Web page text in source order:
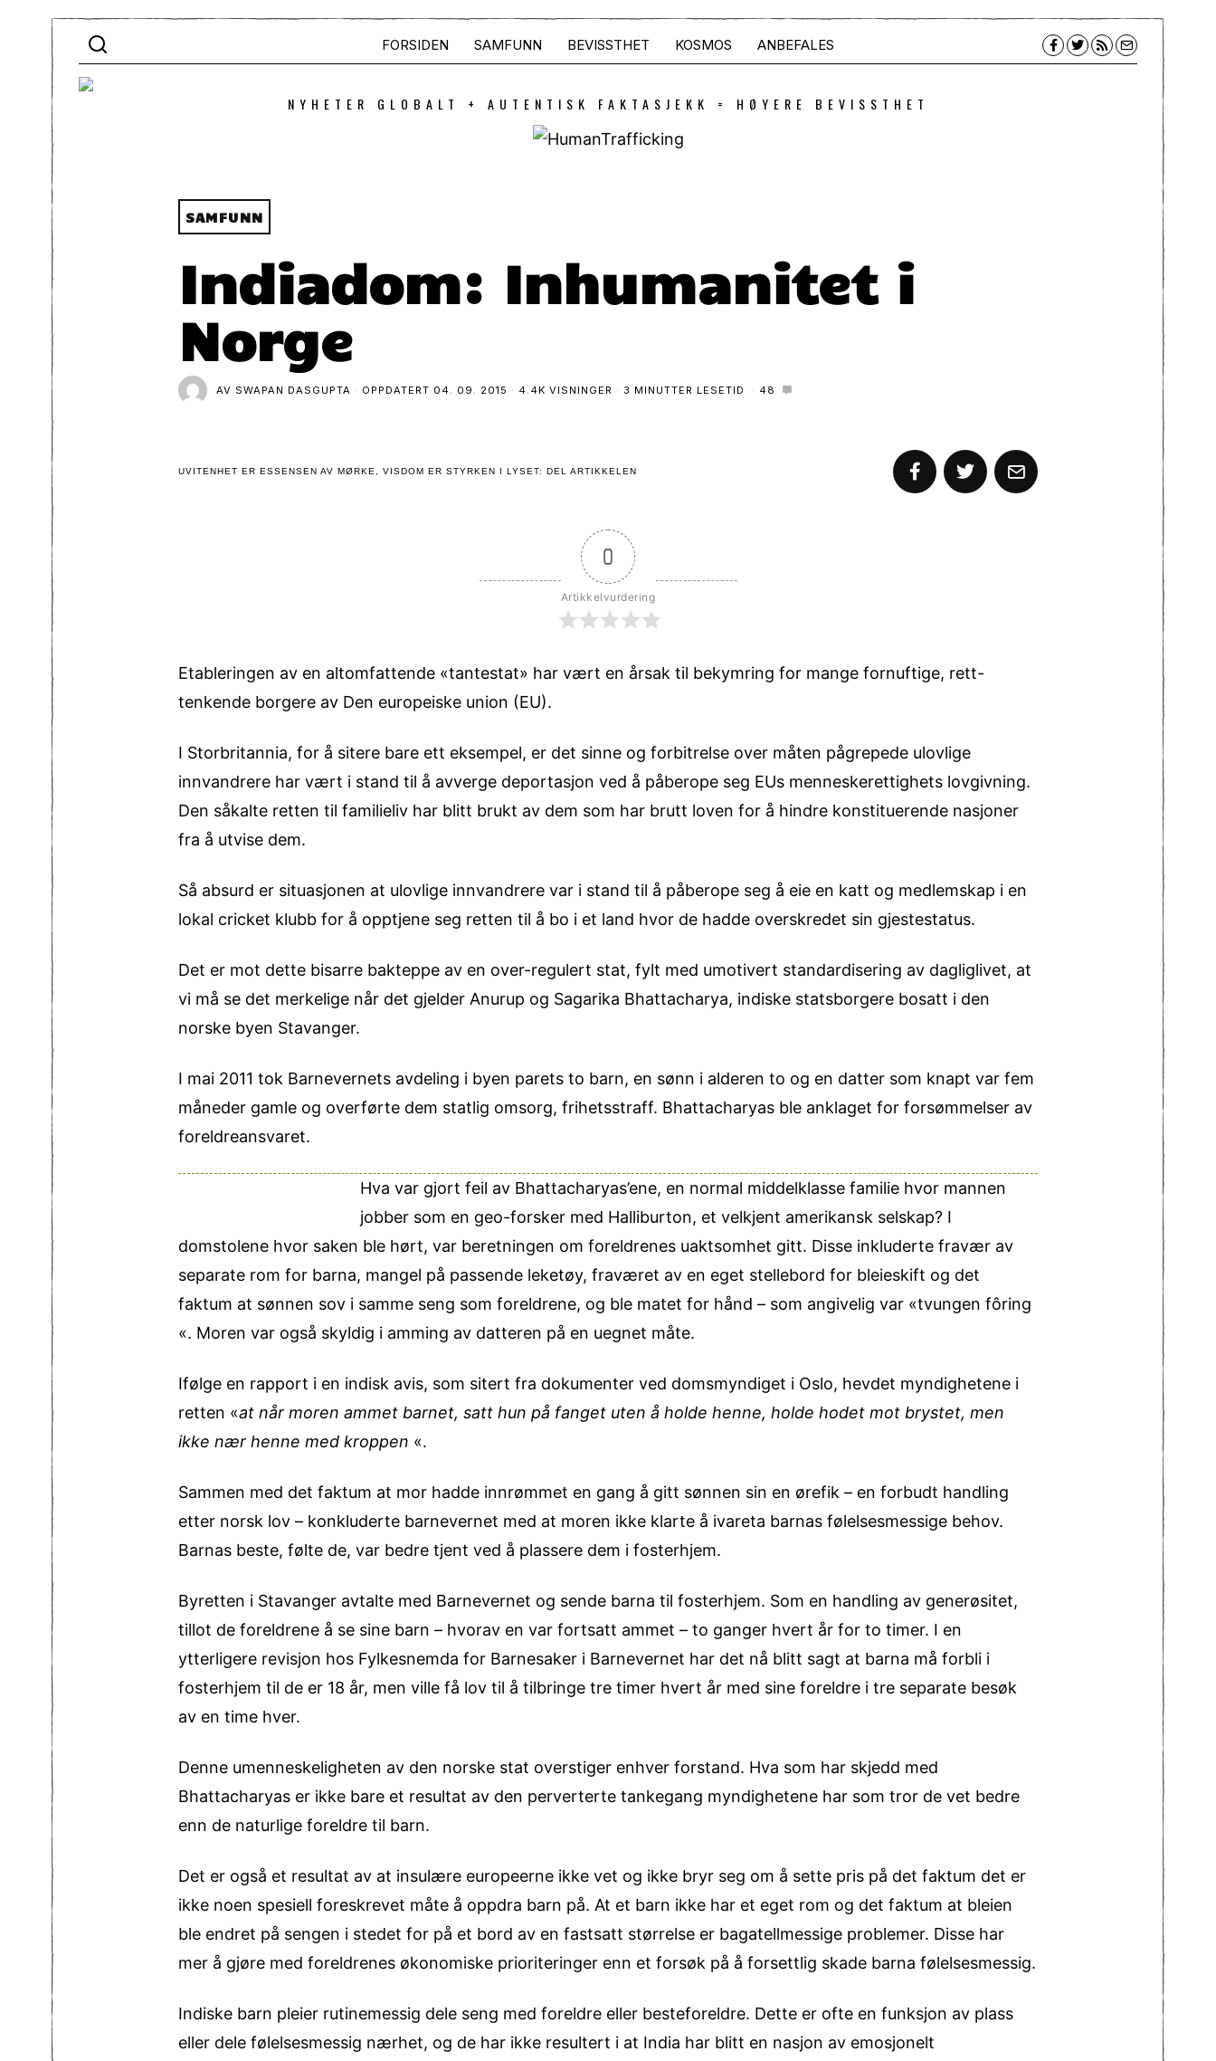
FORSIDEN SAMFUNN BEVISSTHET KOSMOS ANBEFALES
NYHETER GLOBALT + AUTENTISK FAKTASJEKK = HØYERE BEVISSTHET
SAMFUNN
Indiadom: Inhumanitet i
Norge
AV SWAPAN DASGUPTA OPPDATERT 04. 09. 2015 4.4K VISNINGER 3 MINUTTER LESETID 48
UVITENHET ER ESSENSEN AV MØRKE, VISDOM ER STYRKEN I LYSET: DEL ARTIKKELEN
0
Artikkelvurdering
Etableringen av en altomfattende «tantestat» har vært en årsak til bekymring for mange fornuftige, rett-
tenkende borgere av Den europeiske union (EU).
I Storbritannia, for å sitere bare ett eksempel, er det sinne og forbitrelse over måten pågrepede ulovlige
innvandrere har vært i stand til å avverge deportasjon ved å påberope seg EUs menneskerettighets lovgivning.
Den såkalte retten til familieliv har blitt brukt av dem som har brutt loven for å hindre konstituerende nasjoner
fra å utvise dem.
Så absurd er situasjonen at ulovlige innvandrere var i stand til å påberope seg å eie en katt og medlemskap i en
lokal cricket klubb for å opptjene seg retten til å bo i et land hvor de hadde overskredet sin gjestestatus.
Det er mot dette bisarre bakteppe av en over-regulert stat, fylt med umotivert standardisering av dagliglivet, at
vi må se det merkelige når det gjelder Anurup og Sagarika Bhattacharya, indiske statsborgere bosatt i den
norske byen Stavanger.
I mai 2011 tok Barnevernets avdeling i byen parets to barn, en sønn i alderen to og en datter som knapt var fem
måneder gamle og overførte dem statlig omsorg, frihetsstraff. Bhattacharyas ble anklaget for forsømmelser av
foreldreansvaret.
Hva var gjort feil av Bhattacharyas’ene, en normal middelklasse familie hvor mannen
jobber som en geo-forsker med Halliburton, et velkjent amerikansk selskap? I
domstolene hvor saken ble hørt, var beretningen om foreldrenes uaktsomhet gitt. Disse inkluderte fravær av
separate rom for barna, mangel på passende leketøy, fraværet av en eget stellebord for bleieskift og det
faktum at sønnen sov i samme seng som foreldrene, og ble matet for hånd – som angivelig var «tvungen fôring
«. Moren var også skyldig i amming av datteren på en uegnet måte.
Ifølge en rapport i en indisk avis, som sitert fra dokumenter ved domsmyndiget i Oslo, hevdet myndighetene i
retten «at når moren ammet barnet, satt hun på fanget uten å holde henne, holde hodet mot brystet, men
ikke nær henne med kroppen «.
Sammen med det faktum at mor hadde innrømmet en gang å gitt sønnen sin en ørefik – en forbudt handling
etter norsk lov – konkluderte barnevernet med at moren ikke klarte å ivareta barnas følelsesmessige behov.
Barnas beste, følte de, var bedre tjent ved å plassere dem i fosterhjem.
Byretten i Stavanger avtalte med Barnevernet og sende barna til fosterhjem. Som en handling av generøsitet,
tillot de foreldrene å se sine barn – hvorav en var fortsatt ammet – to ganger hvert år for to timer. I en
ytterligere revisjon hos Fylkesnemda for Barnesaker i Barnevernet har det nå blitt sagt at barna må forbli i
fosterhjem til de er 18 år, men ville få lov til å tilbringe tre timer hvert år med sine foreldre i tre separate besøk
av en time hver.
Denne umenneskeligheten av den norske stat overstiger enhver forstand. Hva som har skjedd med
Bhattacharyas er ikke bare et resultat av den perverterte tankegang myndighetene har som tror de vet bedre
enn de naturlige foreldre til barn.
Det er også et resultat av at insulære europeerne ikke vet og ikke bryr seg om å sette pris på det faktum det er
ikke noen spesiell foreskrevet måte å oppdra barn på. At et barn ikke har et eget rom og det faktum at bleien
ble endret på sengen i stedet for på et bord av en fastsatt størrelse er bagatellmessige problemer. Disse har
mer å gjøre med foreldrenes økonomiske prioriteringer enn et forsøk på å forsettlig skade barna følelsesmessig.
Indiske barn pleier rutinemessig dele seng med foreldre eller besteforeldre. Dette er ofte en funksjon av plass
eller dele følelsesmessig nærhet, og de har ikke resultert i at India har blitt en nasjon av emosjonelt